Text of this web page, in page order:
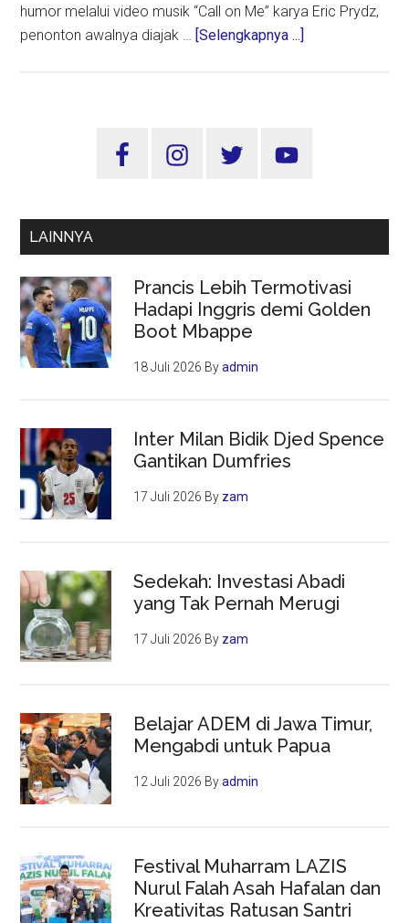
humor melalui video musik “Call on Me” karya Eric Prydz,
penonton awalnya diajak … [Selengkapnya ...]
yang
Sidebar
LAINNYA
Prancis Lebih Termotivasi
Hadapi Inggris demi Golden
Boot Mbappe
18 Juli 2026 Byadmin
Inter Milan Bidik Djed Spence
Gantikan Dumfries
17 Juli 2026 By zam
Sedekah: Investasi Abadi
yang Tak Pernah Merugi
17 Juli 2026 By zam
Belajar ADEM di Jawa Timur,
Mengabdi untuk Papua
12 Juli 2026 Byadmin
Festival Muharram LAZIS
Nurul Falah Asah Hafalan dan
Kreativitas Ratusan Santri